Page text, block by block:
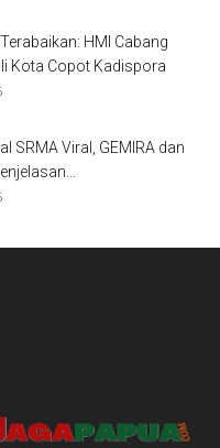
HMI Cabang
Kota Copot Kadispora
SRMA Viral, GEMIRA dan